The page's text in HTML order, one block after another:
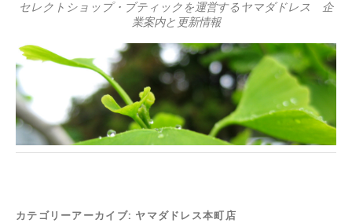
セレクトショップ・ブティックを運営するヤマダドレス 企
業案内と更新情報
カテゴリーアーカイブ: ヤマダドレス本町店